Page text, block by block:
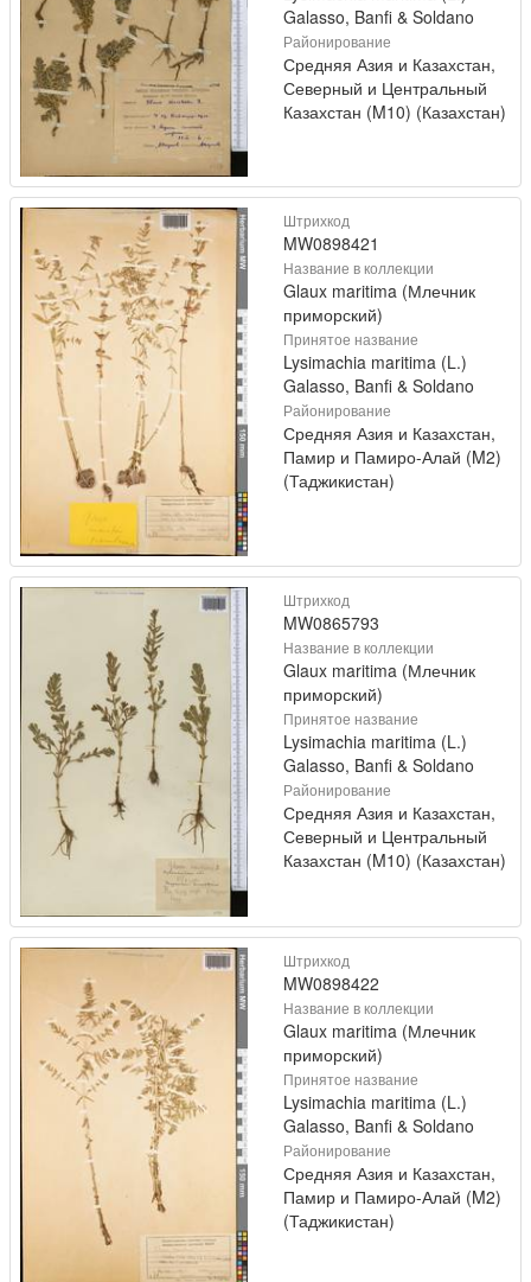
Galasso, Banfi & Soldano
Районирование
Средняя Азия и Казахстан,
Северный и Центральный
Казахстан (M10) (Казахстан)
Штрихкод
MW0898421
Название в коллекции
Glaux maritima (Млечник
приморский)
Принятое название
Lysimachia maritima (L.)
Galasso, Banfi & Soldano
Районирование
Средняя Азия и Казахстан,
Памир и Памиро-Алай (M2)
(Таджикистан)
Штрихкод
MW0865793
Название в коллекции
Glaux maritima (Млечник
приморский)
Принятое название
Lysimachia maritima (L.)
Galasso, Banfi & Soldano
Районирование
Средняя Азия и Казахстан,
Северный и Центральный
Казахстан (M10) (Казахстан)
Штрихкод
MW0898422
Название в коллекции
Glaux maritima (Млечник
приморский)
Принятое название
Lysimachia maritima (L.)
Galasso, Banfi & Soldano
Районирование
Средняя Азия и Казахстан,
Памир и Памиро-Алай (M2)
(Таджикистан)